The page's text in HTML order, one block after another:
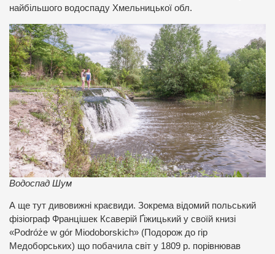
найбільшого водоспаду Хмельницької обл.
Водоспад Шум
А ще тут дивовижні краєвиди. Зокрема відомий польський
фізіограф Францішек Ксаверій Ґіжицький у своїй книзі
«Podróże w gór Miodoborskich» (Подорож до гір
Медоборських) що побачила світ у 1809 р. порівнював